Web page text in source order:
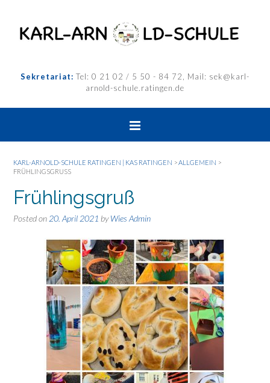
Sekretariat: Tel: 0 21 02 / 5 50 - 84 72, Mail: sek@karl-
arnold-schule.ratingen.de
KARL-ARNOLD-SCHULE RATINGEN | KAS RATINGEN >ALLGEMEIN >
FRÜHLINGSGRUSS
Frühlingsgruß
Posted on 20. April 2021 byWies Admin